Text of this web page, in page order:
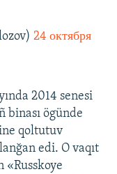
24 октября
2014 senesi
binası ögünde
qoltutuv
edi. O vaqıt
«Russkoye